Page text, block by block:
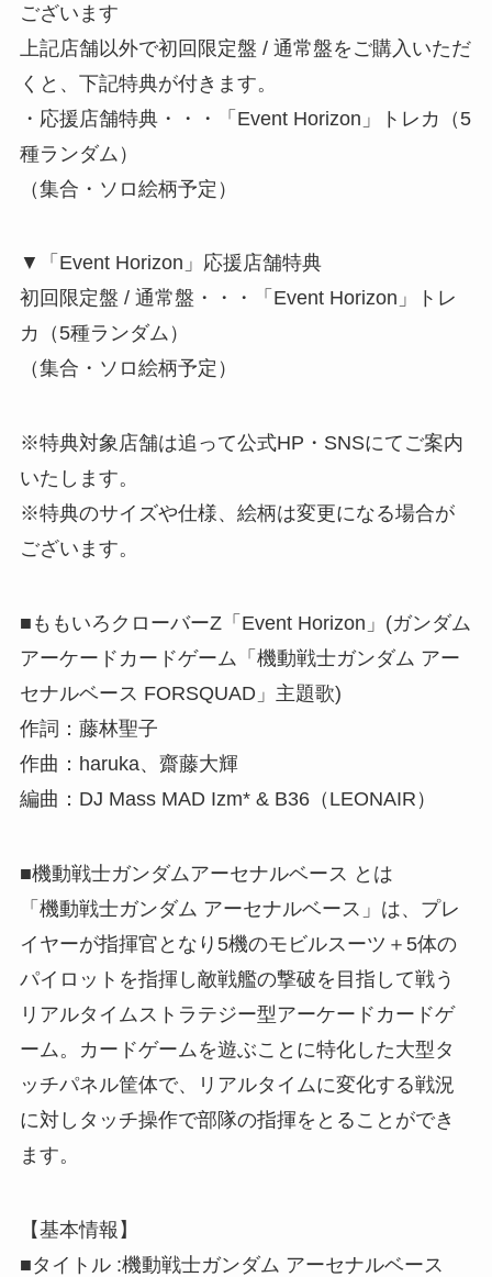
ございます
上記店舗以外で初回限定盤 / 通常盤をご購入いただ
くと、下記特典が付きます。
・応援店舗特典・・・「Event Horizon」トレカ（5
種ランダム）
（集合・ソロ絵柄予定）
▼「Event Horizon」応援店舗特典
初回限定盤 / 通常盤・・・「Event Horizon」トレ
カ（5種ランダム）
（集合・ソロ絵柄予定）
※特典対象店舗は追って公式HP・SNSにてご案内
いたします。
※特典のサイズや仕様、絵柄は変更になる場合が
ございます。
■ももいろクローバーZ「Event Horizon」(ガンダム
アーケードカードゲーム「機動戦士ガンダム アー
セナルベース FORSQUAD」主題歌)
作詞：藤林聖子
作曲：haruka、齋藤大輝
編曲：DJ Mass MAD Izm* & B36（LEONAIR）
■機動戦士ガンダムアーセナルベース とは
「機動戦士ガンダム アーセナルベース」は、プレ
イヤーが指揮官となり5機のモビルスーツ＋5体の
パイロットを指揮し敵戦艦の撃破を目指して戦う
リアルタイムストラテジー型アーケードカードゲ
ーム。カードゲームを遊ぶことに特化した大型タ
ッチパネル筐体で、リアルタイムに変化する戦況
に対しタッチ操作で部隊の指揮をとることができ
ます。
【基本情報】
■タイトル :機動戦士ガンダム アーセナルベース